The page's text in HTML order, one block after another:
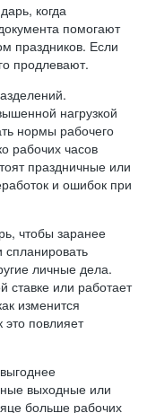
когда
помогают
праздников. Если
продлевают.
нагрузкой
нормы рабочего
рабочих часов
праздничные или
и ошибок при
чтобы заранее
спланировать
личные дела.
ставке или работает
изменится
это повлияет
выходные или
больше рабочих